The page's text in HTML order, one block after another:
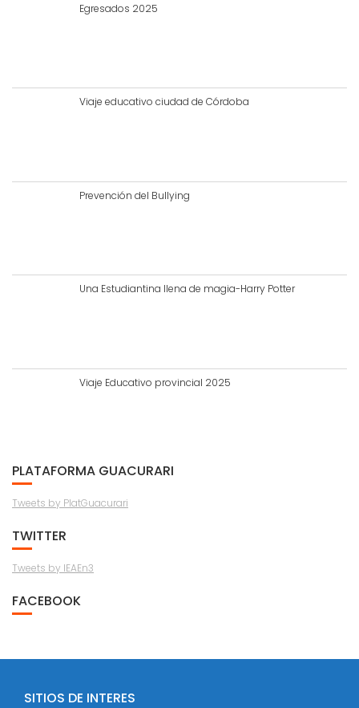
Egresados 2025
Viaje educativo ciudad de Córdoba
Prevención del Bullying
Una Estudiantina llena de magia-Harry Potter
Viaje Educativo provincial 2025
PLATAFORMA GUACURARI
Tweets by PlatGuacurari
TWITTER
Tweets by IEAEn3
FACEBOOK
SITIOS DE INTERES